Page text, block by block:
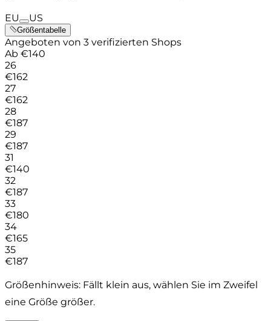
EU US
Größentabelle
Angeboten von 3 verifizierten Shops
Ab €140
26
€162
27
€162
28
€187
29
€187
31
€140
32
€187
33
€180
34
€165
35
€187
Größenhinweis: Fällt klein aus, wählen Sie im Zweifel
eine Größe größer.